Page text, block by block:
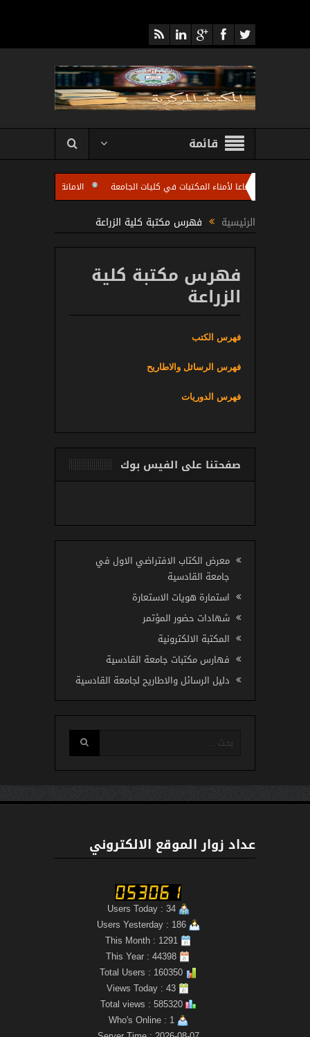
قائمة
تعقد اجتماعا لأمناء المكتبات في كليات الجامعة
الامانة العامة للمكتبة
الرئيسية فهرس مكتبة كلية الزراعة
فهرس مكتبة كلية
الزراعة
فهرس الكتب
فهرس الرسائل والاطاريح
فهرس الدوريات
صفحتنا على الفيس بوك
معرض الكتاب الافتراضي الاول في
جامعة القادسية
استمارة هويات الاستعارة
شهادات حضور المؤتمر
المكتبة الالكترونية
فهارس مكتبات جامعة القادسية
دليل الرسائل والاطاريح لجامعة القادسية
عداد زوار الموقع الالكتروني
Users Today : 34
Users Yesterday : 186
Total views : 585320